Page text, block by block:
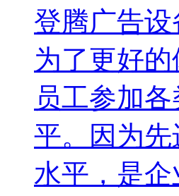
登腾广告
为了更好
员工参加
平。因为
水平，是